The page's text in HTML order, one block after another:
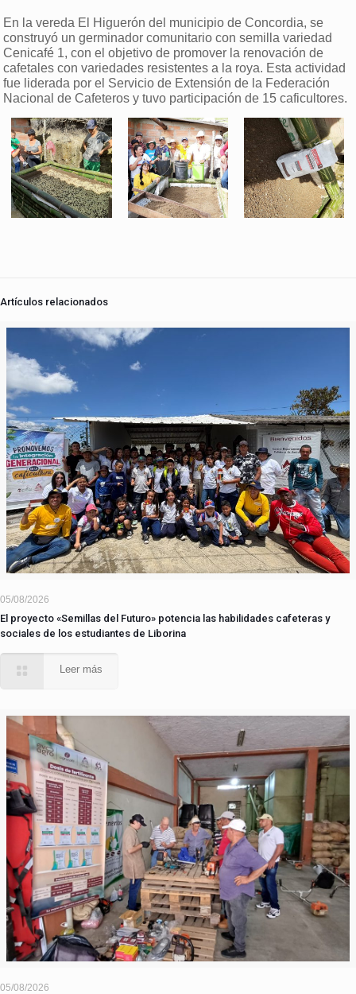
En la vereda El Higuerón del municipio de Concordia, se
construyó un germinador comunitario con semilla variedad
Cenicafé 1, con el objetivo de promover la renovación de
cafetales con variedades resistentes a la roya. Esta actividad
fue liderada por el Servicio de Extensión de la Federación
Nacional de Cafeteros y tuvo participación de 15 caficultores.
Artículos relacionados
05/08/2026
El proyecto «Semillas del Futuro» potencia las habilidades cafeteras y
sociales de los estudiantes de Liborina
Leer más
05/08/2026